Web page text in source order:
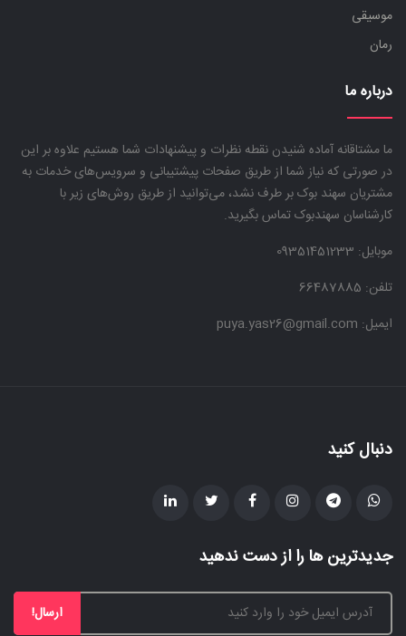
موسیقی
رمان
درباره ما
ما مشتاقانه آماده شنیدن نقطه نظرات و پیشنهادات شما هستیم علاوه بر این
در صورتی که نیاز شما از طریق صفحات پیشتیبانی و سرویس‌های خدمات به
مشتریان سهند بوک بر طرف نشد، می‌توانید از طریق روش‌های زیر با
کارشناسان سهندبوک تماس بگیرید.
موبایل:
تلفن: 66487885
ایمیل: puya.yas26@gmail.com
دنبال کنید
جدیدترین ها را از دست ندهید
ارسال!